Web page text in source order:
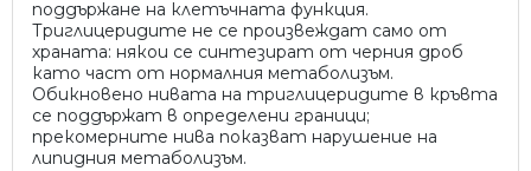
поддържане на клетъчната функция.
Триглицеридите не се произвеждат само от
храната: някои се синтезират от черния дроб
като част от нормалния метаболизъм.
Обикновено нивата на триглицеридите в кръвта
се поддържат в определени граници;
прекомерните нива показват нарушение на
липидния метаболизъм.